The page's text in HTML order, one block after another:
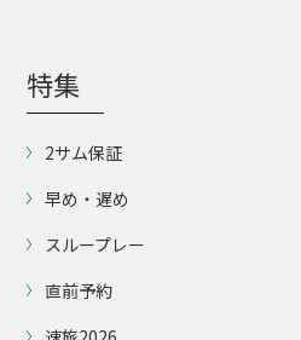
特集
2サム保証
早め・遅め
スループレー
直前予約